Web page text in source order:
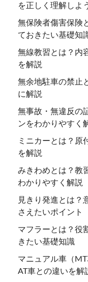
を正しく理解しよ
無保険者傷害保険
ておきたい基礎知
無線教習とは？内
を解説
無余地駐車の禁止
に解説
無事故・無違反の
ンをわかりやすく
ミニカーとは？原
を解説
みきわめとは？教
わかりやすく解説
見きり発進とは？
さえたいポイント
マフラーとは？役
きたい基礎知識
マニュアル車（
AT車との違いを解